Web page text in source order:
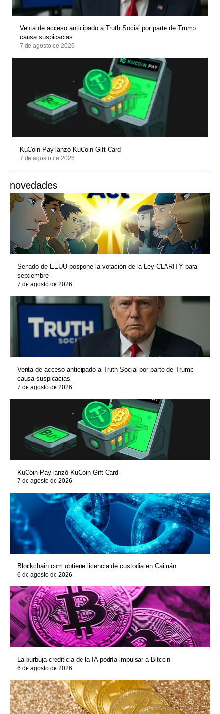
Venta de acceso anticipado a Truth Social por parte de Trump
causa suspicacias
7 de agosto de 2026
KuCoin Pay lanzó KuCoin Gift Card
7 de agosto de 2026
novedades
Senado de EEUU pospone la votación de la Ley CLARITY para
septiembre
7 de agosto de 2026
Venta de acceso anticipado a Truth Social por parte de Trump
causa suspicacias
7 de agosto de 2026
KuCoin Pay lanzó KuCoin Gift Card
7 de agosto de 2026
Blockchain.com obtiene licencia de custodia en Caimán
6 de agosto de 2026
La burbuja crediticia de la IA podría impulsar a Bitcoin
6 de agosto de 2026